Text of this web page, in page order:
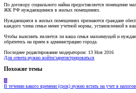
По договору социального найма предоставляется помещение
ЖК РФ нуждающимися в жилых помещениях.
Нуждающиеся в жилых помещениях признаются граждане
каждого члена семьи менее учетной нормы, установленной в
Чтобы выяснить является ли ваша семья малоимущей и
обратитесь на прием в администрацию города.
Последнее редактирование модератором: 13 Ноя 2016
Для ответа нужно войти/зарегистрироваться
Похожие темы
A
В течении какого времени (срок) нужно встать на учет в